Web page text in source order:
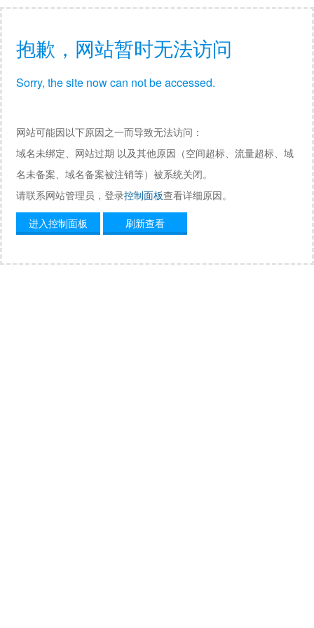
抱歉，网站暂时无法访问
Sorry, the site now can not be accessed.
网站可能因以下原因之一而导致无法访问：
域名未绑定、网站过期 以及其他原因（空间超标、流量超标、域
名未备案、域名备案被注销等）被系统关闭。
请联系网站管理员，登录控制面板查看详细原因。
进入控制面板
刷新查看